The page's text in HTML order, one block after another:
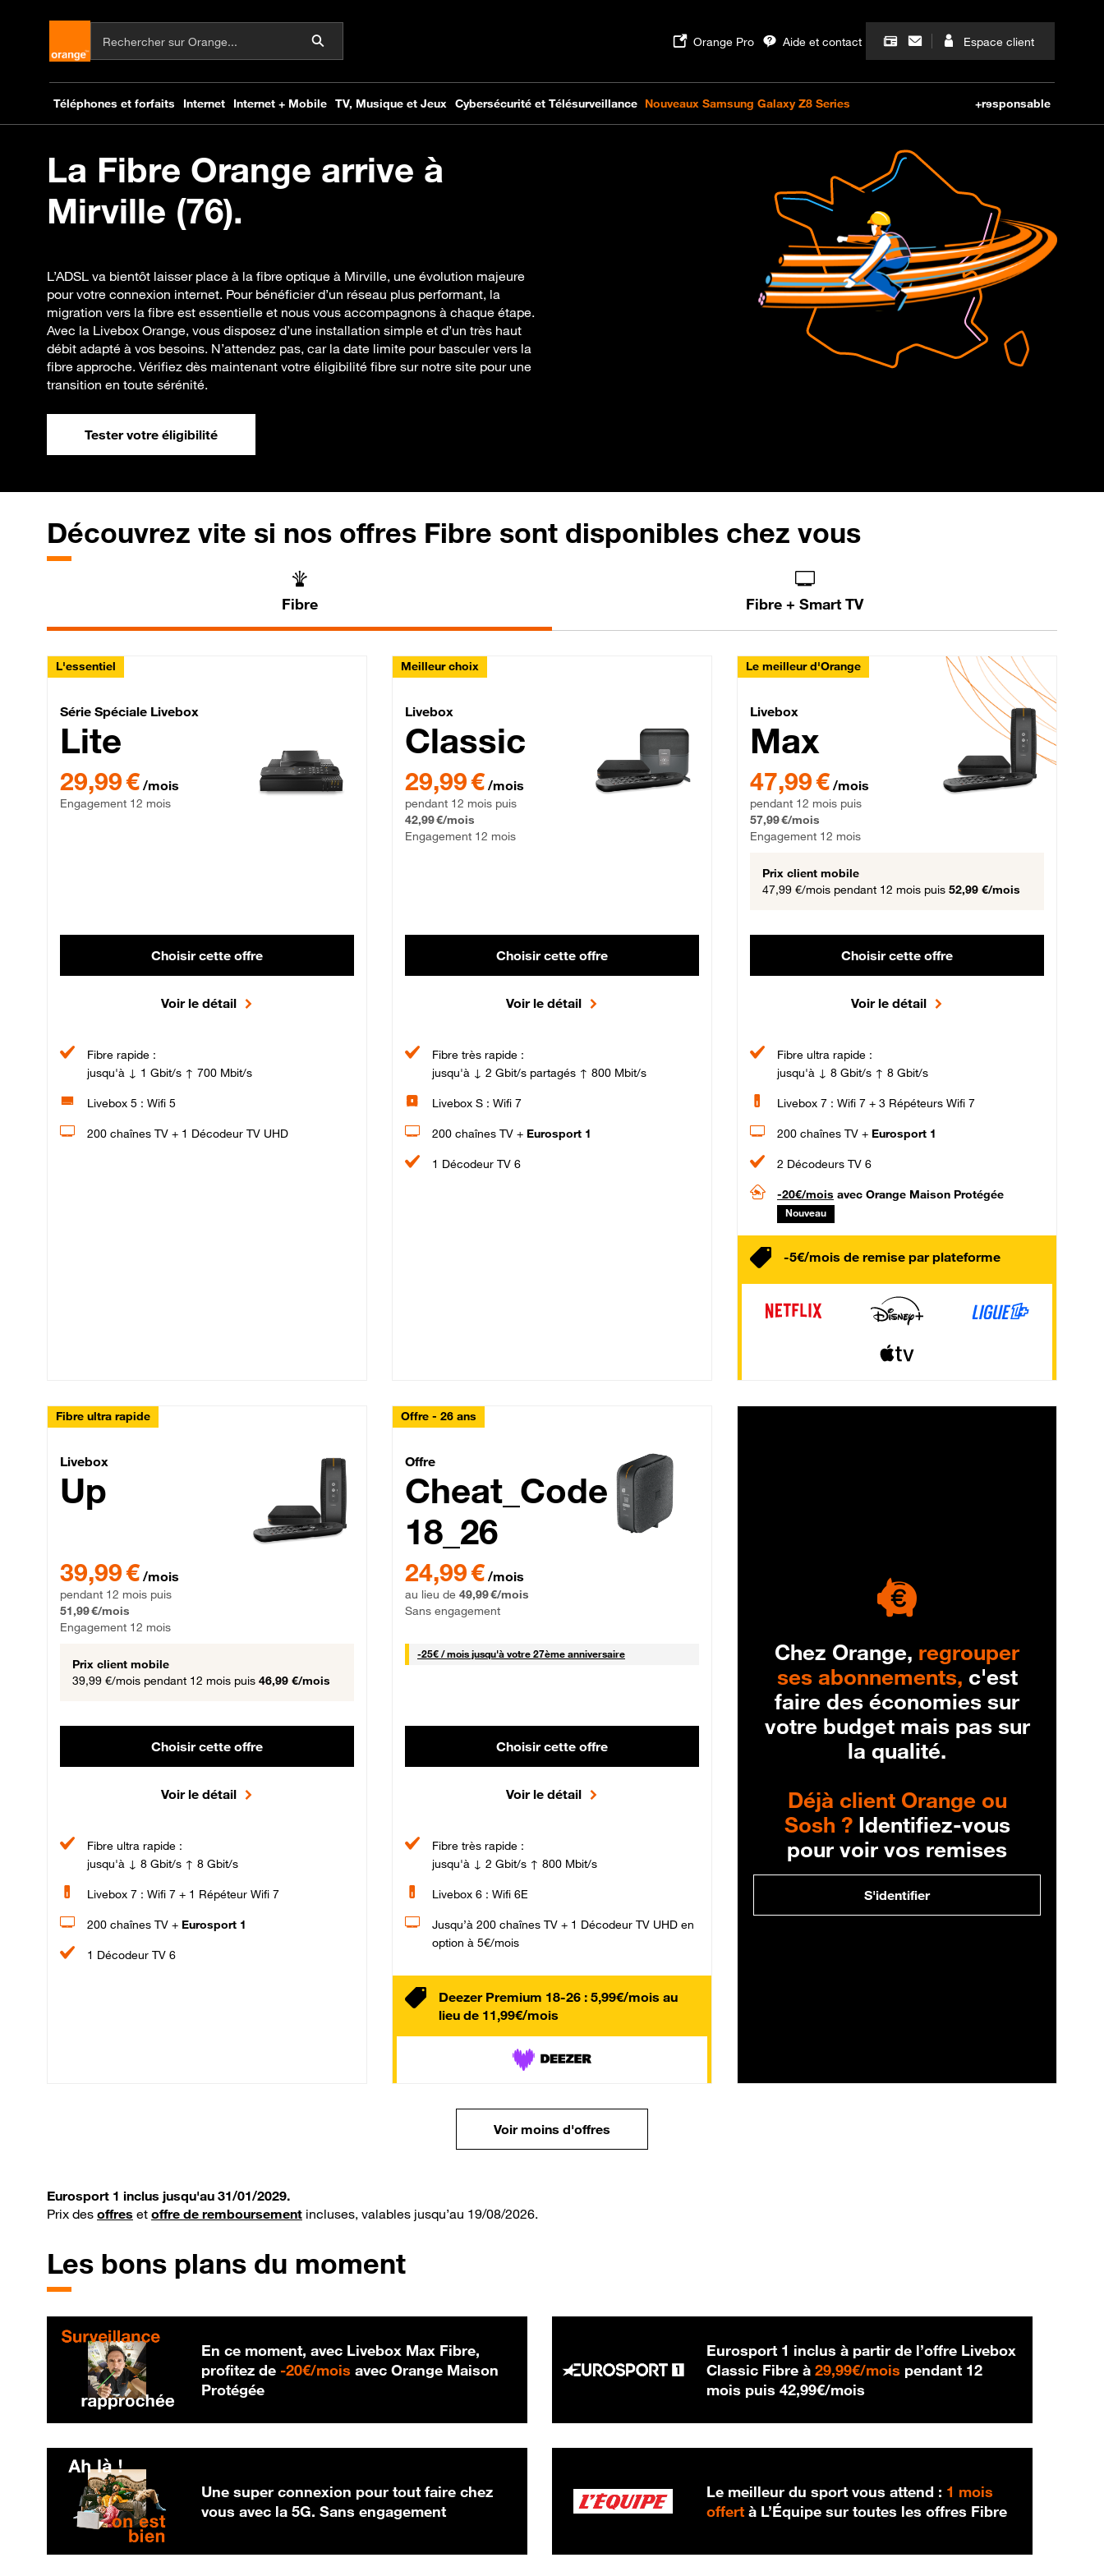
La Fibre Orange arrive à
Mirville (76).
L’ADSL va bientôt laisser place à la fibre optique à Mirville, une évolution majeure
pour votre connexion internet. Pour bénéficier d’un réseau plus performant, la
migration vers la fibre est essentielle et nous vous accompagnons à chaque étape.
Avec la Livebox Orange, vous disposez d’une installation simple et d’un très haut
débit adapté à vos besoins. N’attendez pas, car la date limite pour basculer vers la
fibre approche. Vérifiez dès maintenant votre éligibilité fibre sur notre site pour une
transition en toute sérénité.
Tester votre éligibilité
Découvrez vite si nos offres Fibre sont disponibles chez vous
Fibre Fibre + Smart TV
L'essentiel
Série Spéciale Livebox Lite Fibre
Série Spéciale Livebox
Lite
29,99 € par mois , Engagement 12 mois
29,99 € /mois
Engagement 12 mois
Choisir cette offre
Voir le détail
Fibre rapide :
jusqu'à ↓ 1 Gbit/s ↑ 700 Mbit/s
Livebox 5 : Wifi 5
200 chaînes TV + 1 Décodeur TV UHD
Meilleur choix
Livebox Classic Fibre
Livebox
Classic
29,99 € par mois pendant 12 mois puis 42,99 € par mois, Engagement 12 mois
29,99 € /mois
pendant 12 mois puis
42,99 €/mois
Engagement 12 mois
Choisir cette offre
Voir le détail
Fibre très rapide :
jusqu'à ↓ 2 Gbit/s partagés ↑ 800 Mbit/s
Livebox S : Wifi 7
200 chaînes TV + Eurosport 1
1 Décodeur TV 6
Le meilleur d'Orange
Livebox Max Fibre
Livebox
Max
47,99 € par mois pendant 12 mois puis 57,99 € par mois,
47,99 € /mois
pendant 12 mois puis
57,99 €/mois
Engagement 12 mois
Prix client mobile
47,99 €/mois pendant 12 mois puis 52,99 €/mois
Choisir cette offre
Voir le détail
Fibre ultra rapide :
jusqu'à ↓ 8 Gbit/s ↑ 8 Gbit/s
Livebox 7 : Wifi 7 + 3 Répéteurs Wifi 7
200 chaînes TV + Eurosport 1
2 Décodeurs TV 6
-20€/mois avec Orange Maison Protégée
Nouveau
-5€/mois de remise par plateforme
Fibre ultra rapide
Livebox Up Fibre
Livebox
Up
39,99 € /mois
pendant 12 mois puis
51,99 €/mois
Engagement 12 mois
Prix client mobile
39,99 €/mois pendant 12 mois puis 46,99 €/mois
Choisir cette offre
Voir le détail
Fibre ultra rapide :
jusqu'à ↓ 8 Gbit/s ↑ 8 Gbit/s
Livebox 7 : Wifi 7 + 1 Répéteur Wifi 7
200 chaînes TV + Eurosport 1
1 Décodeur TV 6
Offre - 26 ans
Cheat_Code Fibre_18_26
Offre
Cheat_Code
18_26
24,99 € /mois
au lieu de 49,99 €/mois
Sans engagement
-25€ / mois25 € par mois
jusqu'à votre 27ème anniversaire
Choisir cette offre
Voir le détail
Fibre très rapide :
jusqu'à ↓ 2 Gbit/s ↑ 800 Mbit/s
Livebox 6 : Wifi 6E
Jusqu’à 200 chaînes TV + 1 Décodeur TV UHD en
option à 5€/mois
Deezer Premium 18-26 : 5,99€/mois au
lieu de 11,99€/mois
Chez Orange, regrouper
ses abonnements, c'est
faire des économies sur
votre budget mais pas sur
la qualité.
Déjà client Orange ou
Sosh ?Identifiez-vous
pour voir vos remises
S'identifier
Voir moins d'offres
Eurosport 1 inclus jusqu'au 31/01/2029.
Prix des offres et offre de remboursement incluses, valables jusqu’au 19/08/2026.
Les bons plans du moment
En ce moment, avec Livebox Max Fibre,
profitez de -20€/mois 20 € par mois
avec Orange Maison
Protégée
Eurosport 1 inclus à partir de l’offre Livebox
Classic Fibre à29,99€/mois 29,99 € par mois
pendant 12
mois puis42,99€/mois
Une super connexion pour tout faire chez
vous avec la 5G. Sans engagement
Le meilleur du sport vous attend : 1 mois
offert à L’Équipe sur toutes les offres Fibre